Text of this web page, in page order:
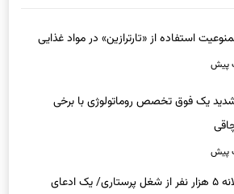
استفاده از «تارترازین» در مواد غذایی
خروج سالانه ۵ هزار نفر از شغل پرستاری/ یک ادعای